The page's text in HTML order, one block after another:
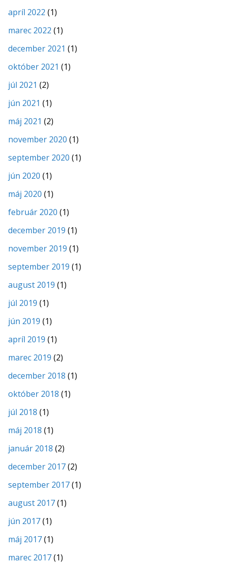
apríl 2022 (1)
marec 2022 (1)
december 2021 (1)
október 2021 (1)
júl 2021 (2)
jún 2021 (1)
máj 2021 (2)
november 2020 (1)
september 2020 (1)
jún 2020 (1)
máj 2020 (1)
február 2020 (1)
december 2019 (1)
november 2019 (1)
september 2019 (1)
august 2019 (1)
júl 2019 (1)
jún 2019 (1)
apríl 2019 (1)
marec 2019 (2)
december 2018 (1)
október 2018 (1)
júl 2018 (1)
máj 2018 (1)
január 2018 (2)
december 2017(2)
september 2017(1)
august 2017(1)
jún 2017(1)
máj 2017(1)
marec 2017(1)